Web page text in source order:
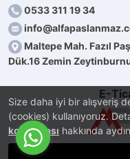
Size daha iyi bir alışveriş
(cookies) kullanıyoruz.
korunması hakkında
0533 311 19 34
Maltepe Mah. Fazıl
Dük.16 Zemin
E-